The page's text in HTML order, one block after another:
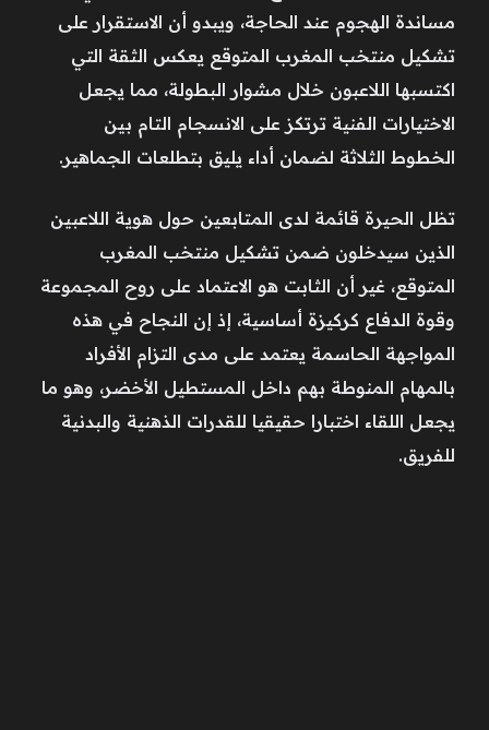
مساندة الهجوم عند الحاجة، ويبدو أن الاستقرار على
تشكيل منتخب المغرب المتوقع يعكس الثقة التي
اكتسبها اللاعبون خلال مشوار البطولة، مما يجعل
الاختيارات الفنية ترتكز على الانسجام التام بين
الخطوط الثلاثة لضمان أداء يليق بتطلعات الجماهير.
تظل الحيرة قائمة لدى المتابعين حول هوية اللاعبين
الذين سيدخلون ضمن تشكيل منتخب المغرب
المتوقع، غير أن الثابت هو الاعتماد على روح المجموعة
وقوة الدفاع كركيزة أساسية، إذ إن النجاح في هذه
المواجهة الحاسمة يعتمد على مدى التزام الأفراد
بالمهام المنوطة بهم داخل المستطيل الأخضر، وهو ما
يجعل اللقاء اختبارا حقيقيا للقدرات الذهنية والبدنية
للفريق.